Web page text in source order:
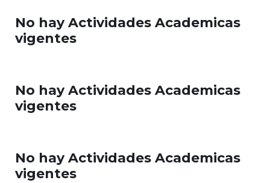
No hay Actividades Academicas
vigentes
No hay Actividades Academicas
vigentes
No hay Actividades Academicas
vigentes